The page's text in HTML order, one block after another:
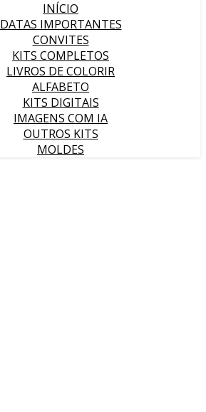
INÍCIO
DATAS IMPORTANTES
CONVITES
KITS COMPLETOS
LIVROS DE COLORIR
ALFABETO
KITS DIGITAIS
IMAGENS COM IA
OUTROS KITS
MOLDES